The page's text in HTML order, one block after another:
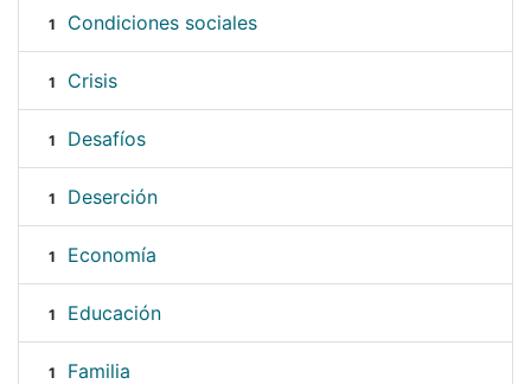
1 Condiciones sociales
1 Crisis
1 Desafíos
1 Deserción
1 Economía
1 Educación
1 Familia